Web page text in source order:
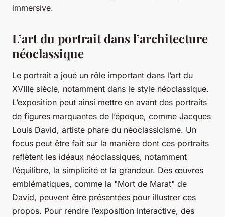
immersive.
L’art du portrait dans l’architecture
néoclassique
Le portrait a joué un rôle important dans l’art du
XVIIIe siècle, notamment dans le style néoclassique.
L’exposition peut ainsi mettre en avant des portraits
de figures marquantes de l’époque, comme Jacques
Louis David, artiste phare du néoclassicisme. Un
focus peut être fait sur la manière dont ces portraits
reflètent les idéaux néoclassiques, notamment
l’équilibre, la simplicité et la grandeur. Des œuvres
emblématiques, comme la "Mort de Marat" de
David, peuvent être présentées pour illustrer ces
propos. Pour rendre l’exposition interactive, des